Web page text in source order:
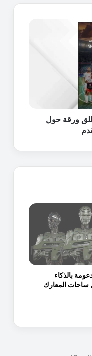
ورقة حول
بالذكاء
ساحات المعارك